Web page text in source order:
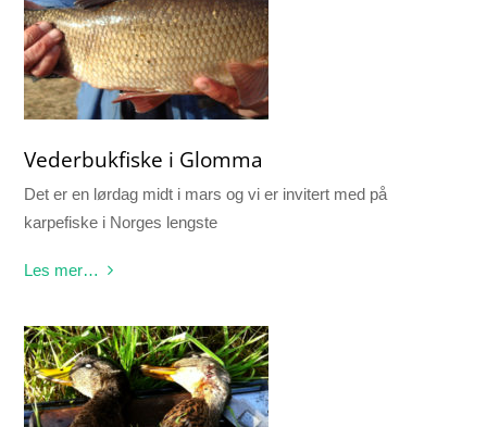
Vederbukfiske i Glomma
Det er en lørdag midt i mars og vi er invitert med på
karpefiske i Norges lengste
Les mer…